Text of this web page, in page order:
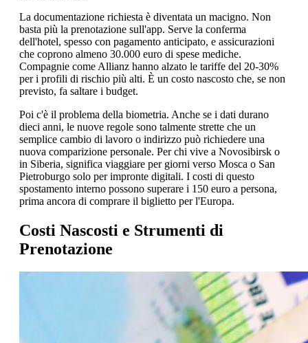
La documentazione richiesta è diventata un macigno. Non
basta più la prenotazione sull'app. Serve la conferma
dell'hotel, spesso con pagamento anticipato, e assicurazioni
che coprono almeno 30.000 euro di spese mediche.
Compagnie come Allianz hanno alzato le tariffe del 20-30%
per i profili di rischio più alti. È un costo nascosto che, se non
previsto, fa saltare i budget.
Poi c'è il problema della biometria. Anche se i dati durano
dieci anni, le nuove regole sono talmente strette che un
semplice cambio di lavoro o indirizzo può richiedere una
nuova comparizione personale. Per chi vive a Novosibirsk o
in Siberia, significa viaggiare per giorni verso Mosca o San
Pietroburgo solo per impronte digitali. I costi di questo
spostamento interno possono superare i 150 euro a persona,
prima ancora di comprare il biglietto per l'Europa.
Costi Nascosti e Strumenti di
Prenotazione